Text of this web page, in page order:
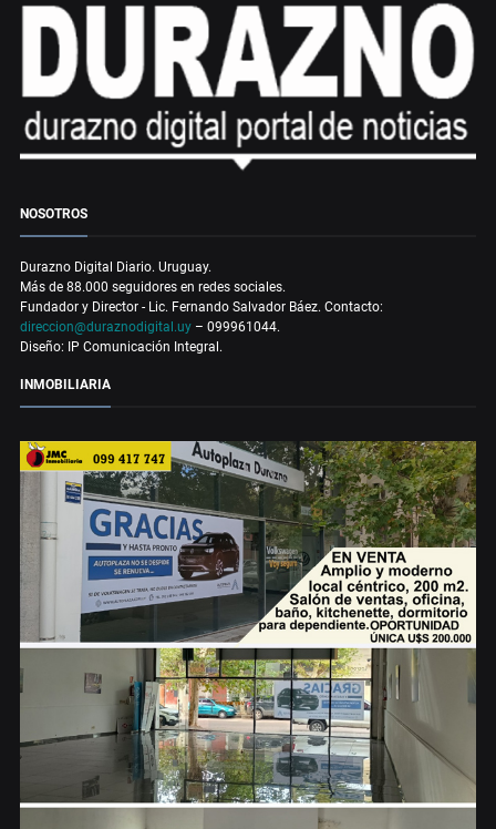
NOSOTROS
Durazno Digital Diario. Uruguay.
Más de 88.000 seguidores en redes sociales.
Fundador y Director - Lic. Fernando Salvador Báez. Contacto:
direccion@duraznodigital.uy – 099961044.
Diseño: IP Comunicación Integral.
INMOBILIARIA